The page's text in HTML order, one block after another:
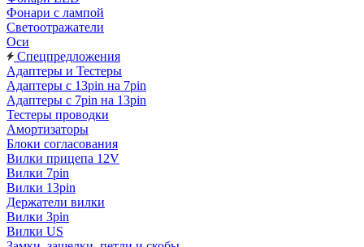
Фонари с лампой
Светоотражатели
Оси
Спецпредложения
Адаптеры и Тестеры
Адаптеры с 13pin на 7pin
Адаптеры с 7pin на 13pin
Тестеры проводки
Амортизаторы
Блоки согласования
Вилки прицепа 12V
Вилки 7pin
Вилки 13pin
Держатели вилки
Вилки 3pin
Вилки US